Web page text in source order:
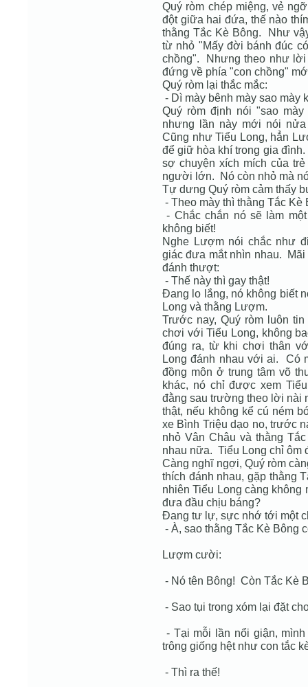
Quý ròm chép miệng, vẻ
đột giữa hai đứa, thế nào
thằng Tắc Kè Bông. Như
từ nhỏ "Mấy đời bánh đúc
chồng". Nhưng theo như
đứng về phía "con chồng"
Quý ròm lại thắc mắc:
- Dì mày bênh mày sao mày
Quý ròm định nói "sao
nhưng lần này mới nói
Cũng như Tiểu Long, hẳn
để giữ hòa khí trong gia
sợ chuyện xích mích của
người lớn. Nó còn nhỏ mà
Tự dưng Quý ròm cảm thấy
- Theo mày thì thằng Tắc Kè
- Chắc chắn nó sẽ làm
không biết!
Nghe Lượm nói chắc như
giác đưa mắt nhìn nhau. Mãi
đánh thượt:
- Thế này thì gay thật!
Đang lo lắng, nó không biết
Long và thằng Lượm.
Trước nay, Quý ròm luôn
chơi với Tiểu Long, không
đúng ra, từ khi chơi thân
Long đánh nhau với ai. Có
đồng môn ở trung tâm võ
khác, nó chỉ được xem
đằng sau trường theo lời nài
thật, nếu không kể cú ném
xe Bình Triệu dạo no, trước
nhỏ Vân Châu và thằng
nhau nữa. Tiểu Long chỉ ôm
Càng nghĩ ngợi, Quý ròm
thích đánh nhau, gặp thằng
nhiên Tiểu Long càng
đưa đầu chịu báng?
Đang tư lự, sực nhớ tới một
- À, sao thằng Tắc Kè Bông
Lượm cười:
- Nó tên Bông! Còn Tắc Kè
- Sao tụi trong xóm lại đặt
- Tại mỗi lần nổi giận,
trông giống hệt như con tắc
- Thì ra thế!